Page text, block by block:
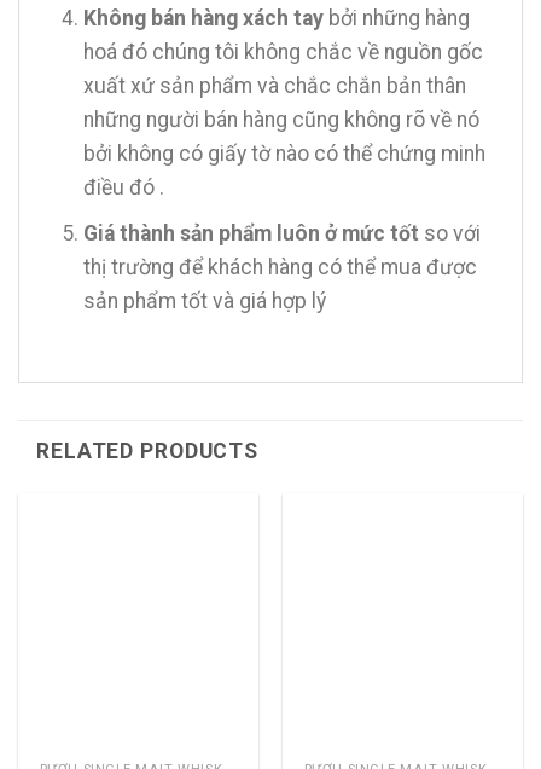
Không bán hàng xách taybởi những hàng
hoá đó chúng tôi không chắc về nguồn gốc
xuất xứ sản phẩm và chắc chắn bản thân
những người bán hàng cũng không rõ về nó
bởi không có giấy tờ nào có thể chứng minh
điều đó .
Giá thành sản phẩm luôn ở mức tốt so với
thị trường để khách hàng có thể mua được
sản phẩm tốt và giá hợp lý
RELATED PRODUCTS